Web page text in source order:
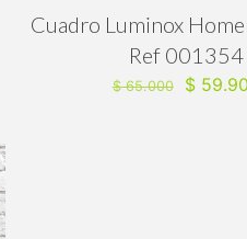
Cuadro Luminox
Ref 001354
$65.000
El
$